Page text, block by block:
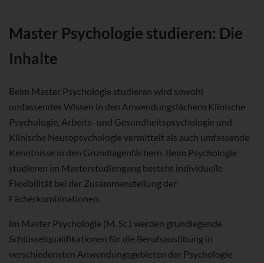
Master Psychologie studieren: Die
Inhalte
Beim Master Psychologie studieren wird sowohl
umfassendes Wissen in den Anwendungsfächern Klinische
Psychologie, Arbeits- und Gesundheitspsychologie und
Klinische Neuropsychologie vermittelt als auch umfassende
Kenntnisse in den Grundlagenfächern. Beim Psychologie
studieren im Masterstudiengang besteht individuelle
Flexibilität bei der Zusammenstellung der
Fächerkombinationen.
Im Master Psychologie (M. Sc.) werden grundlegende
Schlüsselqualifikationen für die Berufsausübung in
verschiedensten Anwendungsgebieten der Psychologie